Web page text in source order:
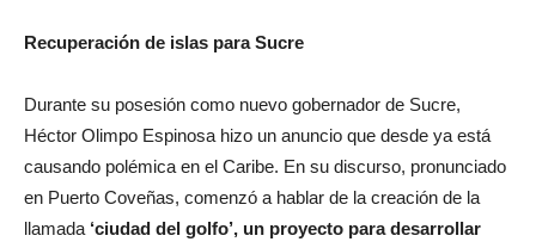
Recuperación de islas para Sucre
Durante su posesión como nuevo gobernador de Sucre,
Héctor Olimpo Espinosa hizo un anuncio que desde ya está
causando polémica en el Caribe. En su discurso, pronunciado
en Puerto Coveñas, comenzó a hablar de la creación de la
llamada ‘ciudad del golfo’, un proyecto para desarrollar